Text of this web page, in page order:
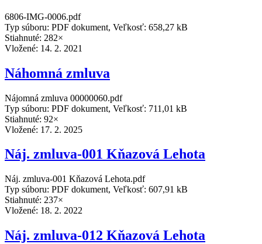
6806-IMG-0006.pdf
Typ súboru: PDF dokument, Veľkosť: 658,27 kB
Stiahnuté: 282×
Vložené: 14. 2. 2021
Náhomná zmluva
Nájomná zmluva 00000060.pdf
Typ súboru: PDF dokument, Veľkosť: 711,01 kB
Stiahnuté: 92×
Vložené: 17. 2. 2025
Náj. zmluva-001 Kňazová Lehota
Náj. zmluva-001 Kňazová Lehota.pdf
Typ súboru: PDF dokument, Veľkosť: 607,91 kB
Stiahnuté: 237×
Vložené: 18. 2. 2022
Náj. zmluva-012 Kňazová Lehota